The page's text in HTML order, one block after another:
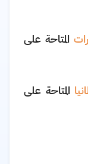
المتاحة على
المتاحة على